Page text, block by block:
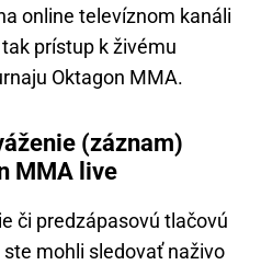
online televíznom kanáli
prístup k živému
Oktagon MMA.
(záznam)
MMA live
či predzápasovú tlačovú
mohli sledovať naživo